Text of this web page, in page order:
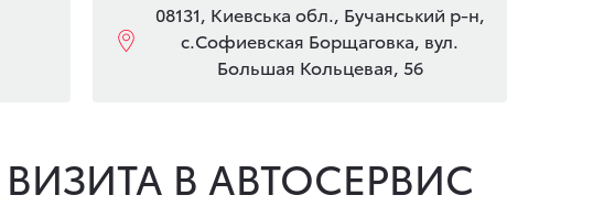
08131, Киевська обл., Бучанський р-н,
с.Софиевская Борщаговка, вул.
Большая Кольцевая, 56
В АВТОСЕРВИС